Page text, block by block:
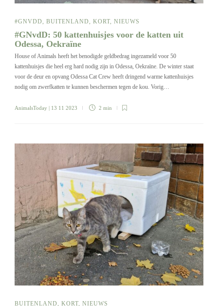
#GNVDD, BUITENLAND, KORT, NIEUWS
#GNvdD: 50 kattenhuisjes voor de katten uit
Odessa, Oekraïne
House of Animals heeft het benodigde geldbedrag ingezameld voor 50
kattenhuisjes die heel erg hard nodig zijn in Odessa, Oekraïne. De winter staat
voor de deur en opvang Odessa Cat Crew heeft dringend warme kattenhuisjes
nodig om zwerfkatten te kunnen beschermen tegen de kou. Vorig…
AnimalsToday | 13 11 2023 2 min
BUITENLAND, KORT, NIEUWS